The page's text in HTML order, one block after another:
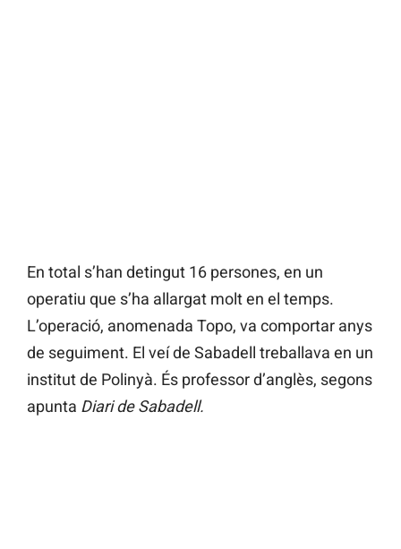
En total s’han detingut 16 persones, en un
operatiu que s’ha allargat molt en el temps.
L’operació, anomenada Topo, va comportar anys
de seguiment. El veí de Sabadell treballava en un
institut de Polinyà. És professor d’anglès, segons
apunta Diari de Sabadell.